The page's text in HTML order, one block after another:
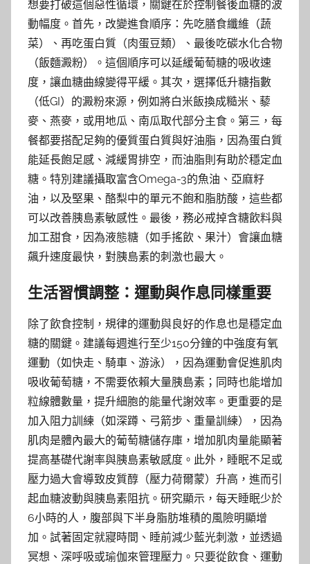
想要打破這個惡性循環，關鍵在於控制餐後血糖的波
動幅度。首先，改變進食順序：先吃膳食纖維（蔬
菜）、再吃蛋白質（肉蛋豆類）、最後吃碳水化合物
（飯麵澱粉）。這個順序可以延緩葡萄糖的吸收速
度，讓血糖曲線變得平緩。其次，選擇低升糖指數
（低GI）的澱粉來源，例如將白米飯換成糙米、藜
麥、燕麥，或用地瓜、南瓜取代部分主食。第三，每
餐都要搭配足夠的優質蛋白質與好油脂，因為蛋白質
能延長飽足感、減緩胃排空，而油脂則有助於穩定血
糖。特別建議攝取富含Omega-3的魚油、亞麻籽
油，以及堅果、酪梨中的單元不飽和脂肪酸，這些都
可以改善胰島素敏感性。最後，務必戒掉含糖飲料與
加工甜食，因為液態糖（如手搖飲、果汁）會讓血糖
飆升速度最快，對胰島素的刺激也最大。
生活習慣調整：運動與作息同樣重要
除了飲食控制，規律的運動與良好的作息也是穩定血
糖的關鍵。建議每週進行至少150分鐘的中強度有氧
運動（如快走、騎車、游泳），因為運動會促進肌肉
吸收葡萄糖，不需要依賴大量胰島素；同時也能增加
粒線體數量，提升細胞的能量代謝效率。更重要的是
加入阻力訓練（如深蹲、弓箭步、重量訓練），因為
肌肉是體內最大的葡萄糖儲存庫，增加肌肉量能顯著
提高基礎代謝率與胰島素敏感度。此外，睡眠不足或
壓力過大會導致皮質醇（壓力荷爾蒙）升高，進而引
起血糖波動與胰島素阻抗。研究顯示，每天睡眠少於
6小時的人，腹部與下半身脂肪堆積的風險明顯增
加。試著固定就寢時間、睡前減少藍光刺激，並透過
冥想、深呼吸或瑜伽來管理壓力。只要從飲食、運動